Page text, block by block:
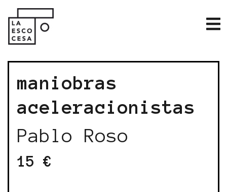
maniobras
aceleracionistas
Pablo Roso
15 €